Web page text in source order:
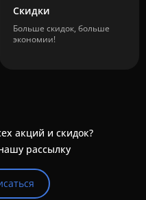
Скидки
Больше скидок, больше
экономии!
акций и скидок?
рассылку